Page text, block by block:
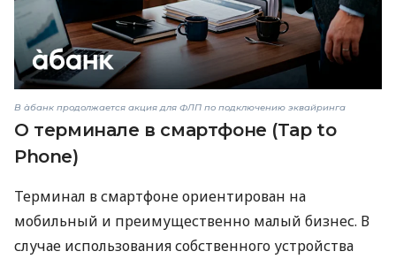
В àбанк продолжается акция для ФЛП по подключению эквайринга
О терминале в смартфоне (Tap to
Phone)
Терминал в смартфоне ориентирован на
мобильный и преимущественно малый бизнес. В
случае использования собственного устройства